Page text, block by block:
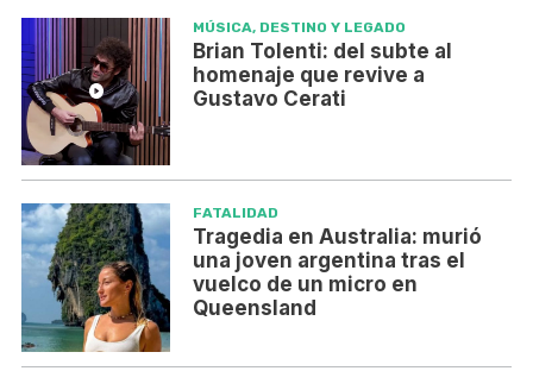
MÚSICA, DESTINO Y LEGADO
Brian Tolenti: del subte al
homenaje que revive a
Gustavo Cerati
FATALIDAD
Tragedia en Australia: murió
una joven argentina tras el
vuelco de un micro en
Queensland